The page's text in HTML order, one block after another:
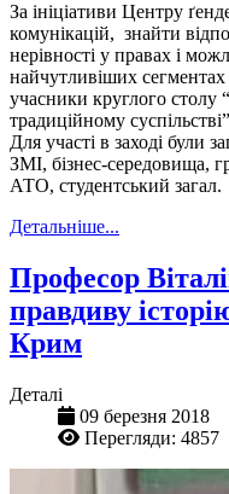
За ініціативи Центру
комунікацій, знайти
нерівності у правах і
найчутливіших
учасники круглого столу
традиційному
Для участі в заході були
ЗМІ, бізнес-середовища,
АТО, студентський загал.
Детальніше...
Професор
правдиву
Крим
Деталі
09 березня 2018
Перегляди: 4857